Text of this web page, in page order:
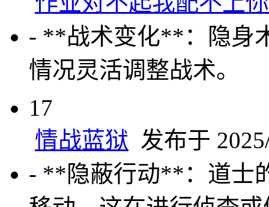
- **战术变化**：隐身
情况灵活调整战术。
17
情战蓝狱 发布于
- **隐蔽行动**：道士